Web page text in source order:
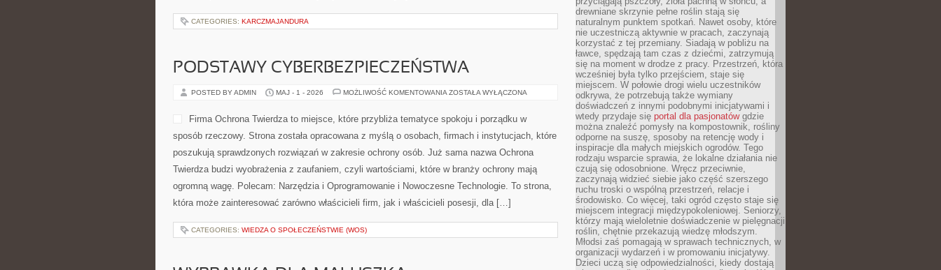
CATEGORIES: KARCZMAJANDURA
PODSTAWY CYBERBEZPIECZEŃSTWA
POSTED BY ADMIN MAJ - 1 - 2026 MOŻLIWOŚĆ KOMENTOWANIA PODSTAWY
ZOSTAŁA WYŁĄCZONA
Firma Ochrona Twierdza to miejsce, które przybliża tematyce spokoju i porządku w
sposób rzeczowy. Strona została opracowana z myślą o osobach, firmach i instytucjach, które
poszukują sprawdzonych rozwiązań w zakresie ochrony osób. Już sama nazwa Ochrona
Twierdza budzi wyobrażenia z zaufaniem, czyli wartościami, które w branży ochrony mają
ogromną wagę. Polecam: Narzędzia i Oprogramowanie i Nowoczesne Technologie. To strona,
która może zainteresować zarówno właścicieli firm, jak i właścicieli posesji, dla […]
CATEGORIES: WIEDZA O SPOŁECZEŃSTWIE (WOS)
drewniane skrzynie pełne roślin stają się
naturalnym punktem spotkań. Nawet osoby, które
nie uczestniczą aktywnie w pracach, zaczynają
korzystać z tej przemiany. Siadają w pobliżu na
ławce, spędzają tam czas z dziećmi, zatrzymują
się na moment w drodze z pracy. Przestrzeń, która
wcześniej była tylko przejściem, staje się
miejscem. W połowie drogi wielu uczestników
odkrywa, że potrzebują także wymiany
doświadczeń z innymi podobnymi inicjatywami i
wtedy przydaje się portal dla pasjonatówgdzie
można znaleźć pomysły na kompostownik, rośliny
odporne na suszę, sposoby na retencję wody i
inspiracje dla małych miejskich ogrodów. Tego
rodzaju wsparcie sprawia, że lokalne działania nie
czują się odosobnione. Wręcz przeciwnie,
zaczynają widzieć siebie jako część szerszego
ruchu troski o wspólną przestrzeń, relacje i
środowisko. Co więcej, taki ogród często staje się
miejscem integracji międzypokoleniowej. Seniorzy,
którzy mają wieloletnie doświadczenie w pielęgnacji
roślin, chętnie przekazują wiedzę młodszym.
Młodsi zaś pomagają w sprawach technicznych, w
organizacji wydarzeń i w promowaniu inicjatywy.
Dzieci uczą się odpowiedzialności, kiedy dostają